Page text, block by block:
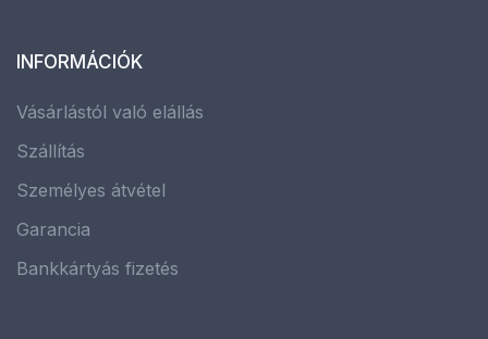
INFORMÁCIÓK
Vásárlástól való elállás
Szállítás
Személyes átvétel
Garancia
Bankkártyás fizetés